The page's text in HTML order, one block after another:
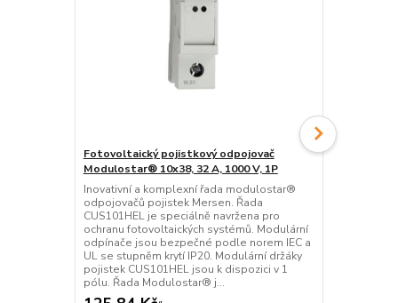
Fotovoltaický pojistkový odpojovač
Modulostar® 10x38, 32 A, 1000 V, 1P
Inovativní a komplexní řada modulostar®
odpojovačů pojistek Mersen. Řada
CUS101HEL je speciálně navržena pro
ochranu fotovoltaických systémů. Modulární
odpínače jsou bezpečné podle norem IEC a
UL se stupněm krytí IP20. Modulární držáky
pojistek CUS101HEL jsou k dispozici v 1
pólu. Řada Modulostar® j...